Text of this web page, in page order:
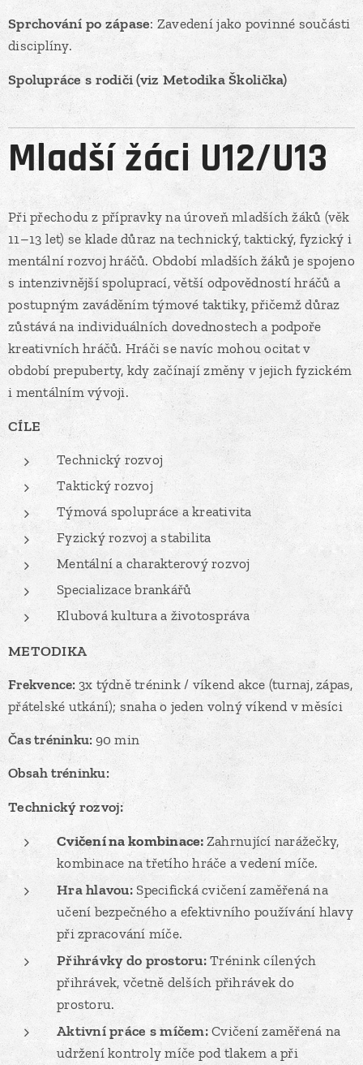
Sprchování po zápase: Zavedení jako povinné součásti
disciplíny.
Spolupráce s rodiči (viz Metodika Školička)
Mladší žáci U12/U13
Při přechodu z přípravky na úroveň mladších žáků (věk
11–13 let) se klade důraz na technický, taktický, fyzický i
mentální rozvoj hráčů. Období mladších žáků je spojeno
s intenzivnější spoluprací, větší odpovědností hráčů a
postupným zaváděním týmové taktiky, přičemž důraz
zůstává na individuálních dovednostech a podpoře
kreativních hráčů. Hráči se navíc mohou ocitat v
období prepuberty, kdy začínají změny v jejich fyzickém
i mentálním vývoji.
CÍLE
Technický rozvoj
Taktický rozvoj
Týmová spolupráce a kreativita
Fyzický rozvoj a stabilita
Mentální a charakterový rozvoj
Specializace brankářů
Klubová kultura a životospráva
METODIKA
Frekvence: 3x týdně trénink / víkend akce (turnaj, zápas,
přátelské utkání); snaha o jeden volný víkend v měsíci
Čas tréninku: 90 min
Obsah tréninku:
Technický rozvoj:
Cvičení na kombinace: Zahrnující narážečky,
kombinace na třetího hráče a vedení míče.
Hra hlavou: Specifická cvičení zaměřená na
učení bezpečného a efektivního používání hlavy
při zpracování míče.
Přihrávky do prostoru:Trénink cílených
přihrávek, včetně delších přihrávek do
prostoru.
Aktivní práce s míčem:Cvičení zaměřená na
udržení kontroly míče pod tlakem a při